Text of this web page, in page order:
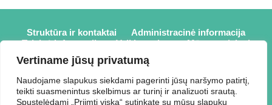
Vertiname jūsų privatumą
Naudojame slapukus siekdami pagerinti jūsų naršymo patirtį,
teikti suasmenintus skelbimus ar turinį ir analizuoti srautą.
Spustelėdami „Priimti viską“ sutinkate su mūsų slapukų
Struktūra ir kontaktai
Administracinė informacija
Teisinė informacija
Veiklos sritys
Mūsų projektai
Karjera
Partneriai
Prisijungti
2026 © Elektrėnų savivaldybės viešoji biblioteka,